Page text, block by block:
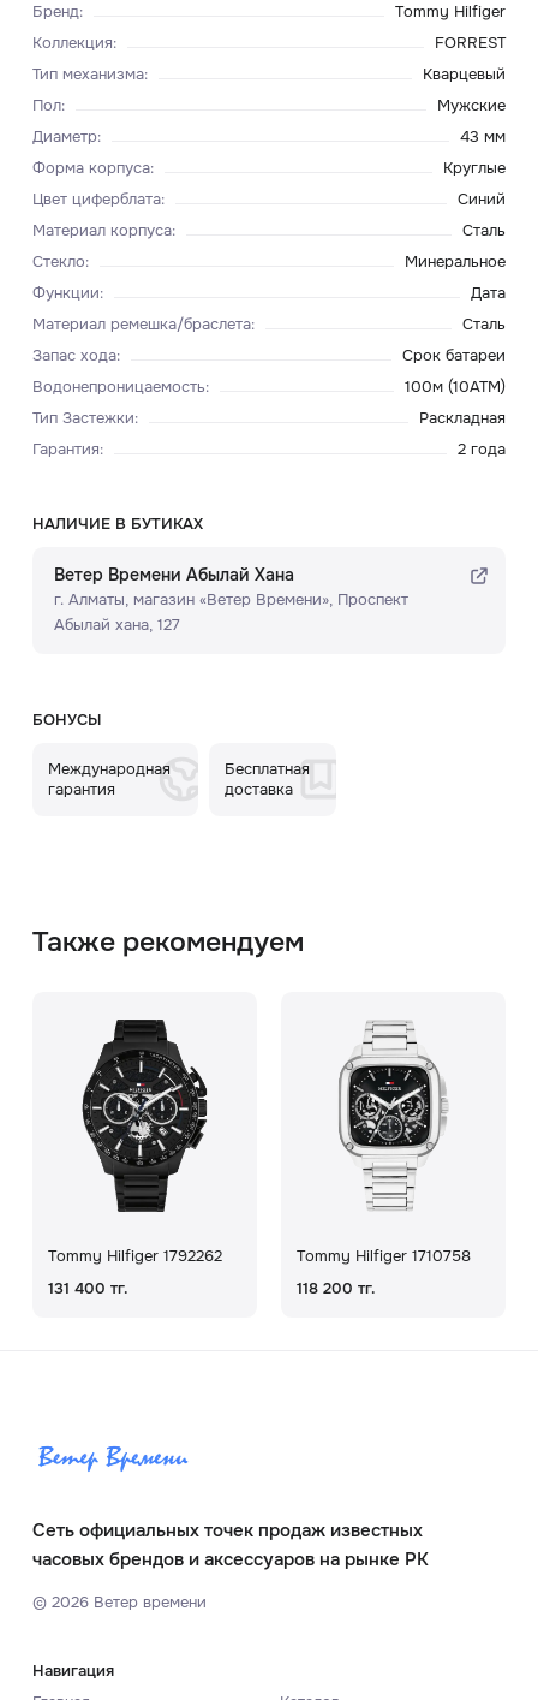
Бренд:
Tommy Hilfiger
Коллекция:
FORREST
Тип механизма:
Кварцевый
Пол:
Мужские
Диаметр:
43 мм
Форма корпуса:
Круглые
Цвет циферблата:
Синий
Материал корпуса:
Сталь
Стекло:
Минеральное
Функции:
Дата
Материал ремешка/браслета:
Сталь
Запас хода:
Срок батареи
Водонепроницаемость:
100м (10ATM)
Тип Застежки:
Раскладная
Гарантия: 2 года
НАЛИЧИЕ В БУТИКАХ
Ветер Времени Абылай Хана
г. Алматы, ​магазин «Ветер Времени»​, Проспект
Абылай хана, 127
БОНУСЫ
Международная
гарантия
Бесплатная
доставка
Также рекомендуем
Tommy Hilfiger 1792262
131 400 тг.
Tommy Hilfiger 1710758
118 200 тг.
Сеть официальных точек продаж известных
часовых брендов и аксессуаров на рынке РК
© 2026Ветер времени
Навигация